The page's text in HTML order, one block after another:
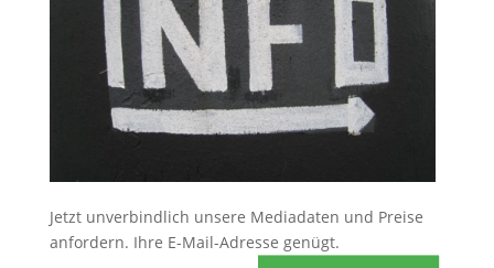
Jetzt unverbindlich unsere Mediadaten und Preise
anfordern. Ihre E-Mail-Adresse genügt.